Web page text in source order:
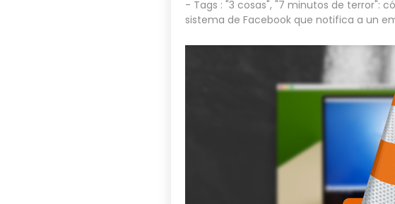
- Tags : "3 cosas", "7 minutos de terror":
sistema de Facebook que notifica a un